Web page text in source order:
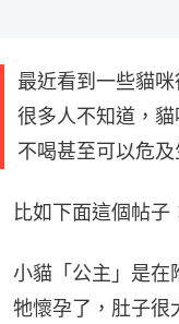
最近看到一些貓
很多人不知道，
不喝甚至可以危及
比如下面這個帖子
小貓「公主」是在
牠懷孕了，肚子很